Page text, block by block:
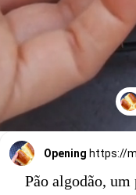
Opening https://
Pão algodão,